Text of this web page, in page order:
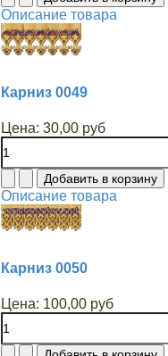
Описание товара
Карниз 0049
Цена: 30,00 руб
Описание товара
Карниз 0050
Цена: 100,00 руб